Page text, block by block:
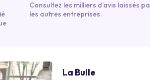
Consultez les milliers d’avis laissés
les autres entreprises.
La Bulle